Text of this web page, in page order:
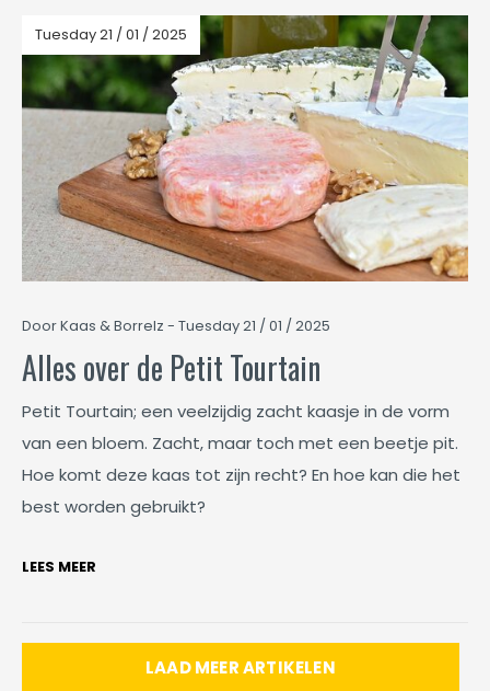
Tuesday 21 / 01 / 2025
Door Kaas & Borrelz - Tuesday 21 / 01 / 2025
Alles over de Petit Tourtain
Petit Tourtain; een veelzijdig zacht kaasje in de vorm
van een bloem. Zacht, maar toch met een beetje pit.
Hoe komt deze kaas tot zijn recht? En hoe kan die het
best worden gebruikt?
LEES MEER
LAAD MEER ARTIKELEN